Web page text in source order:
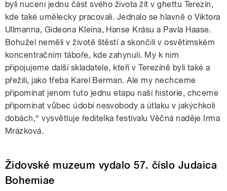
byli nuceni jednu část svého života žít v ghettu Terezín,
kde také umělecky pracovali. Jednalo se hlavně o Viktora
Ullmanna, Gideona Kleina, Hanse Krásu a Pavla Haase.
Bohužel neměli v životě štěstí a skončili v osvětimském
koncentračním táboře, kde zahynuli. My k nim
připojujeme další skladatele, kteří v Terezíně byli také a
přežili, jako třeba Karel Berman. Ale my nechceme
připomínat jenom tuto jednu etapu naší historie, chceme
připomínat vůbec údobí nesvobody a útlaku v jakýchkoli
dobách,“ vysvětluje ředitelka festivalu Věčná naděje Irma
Mrázková.
Židovské muzeum vydalo 57. číslo Judaica
Bohemiae